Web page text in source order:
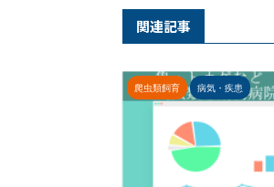
関連記事
爬虫類飼育 病気・疾患